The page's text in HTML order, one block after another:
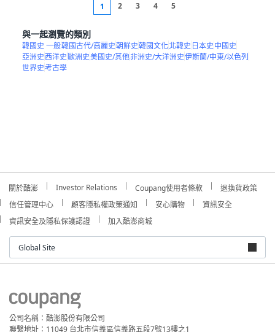
1 2 3 4 5
與一起瀏覽的類別
韓國史 一般韓國古代/高麗史朝鮮史韓國文化北韓史 日本史中國史
亞洲史西洋史歐洲史美國史/其他非洲史/大洋洲史伊斯蘭/中東/以色列
世界史考古學
關於酷澎 Investor Relations Coupang使用者條款
退換貨政策
信任管理中心
顧客隱私權政策通知 安心購物
資訊安全
資訊安全及隱私保護認證
加入酷澎商城
Global Site
公司名稱：酷澎股份有限公司
聯繫地址：11049 台北市信義區信義路五段7號13樓之1